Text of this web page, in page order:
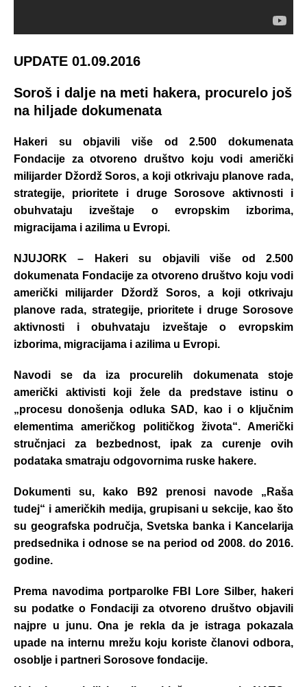
UPDATE 01.09.2016
Soroš i dalje na meti hakera, procurelo još
na hiljade dokumenata
Hakeri su objavili više od 2.500 dokumenata
Fondacije za otvoreno društvo koju vodi američki
milijarder Džordž Soros, a koji otkrivaju planove rada,
strategije, prioritete i druge Sorosove aktivnosti i
obuhvataju izveštaje o evropskim izborima,
migracijama i azilima u Evropi.
NJUJORK – Hakeri su objavili više od 2.500
dokumenata Fondacije za otvoreno društvo koju vodi
američki milijarder Džordž Soros, a koji otkrivaju
planove rada, strategije, prioritete i druge Sorosove
aktivnosti i obuhvataju izveštaje o evropskim
izborima, migracijama i azilima u Evropi.
Navodi se da iza procurelih dokumenata stoje
američki aktivisti koji žele da predstave istinu o
„procesu donošenja odluka SAD, kao i o ključnim
elementima američkog političkog života“. Američki
stručnjaci za bezbednost, ipak za curenje ovih
podataka smatraju odgovornima ruske hakere.
Dokumenti su, kako B92 prenosi navode „Raša
tudej“ i američkih medija, grupisani u sekcije, kao što
su geografska područja, Svetska banka i Kancelarija
predsednika i odnose se na period od 2008. do 2016.
godine.
Prema navodima portparolke FBI Lore Silber, hakeri
su podatke o Fondaciji za otvoreno društvo objavili
najpre u junu. Ona je rekla da je istraga pokazala
upade na internu mrežu koju koriste članovi odbora,
osoblje i partneri Sorosove fondacije.